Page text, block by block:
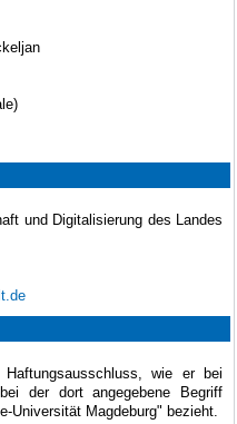
und Digitalisierung des Landes
wie er bei
der dort angegebene Begriff
Universität Magdeburg" bezieht.